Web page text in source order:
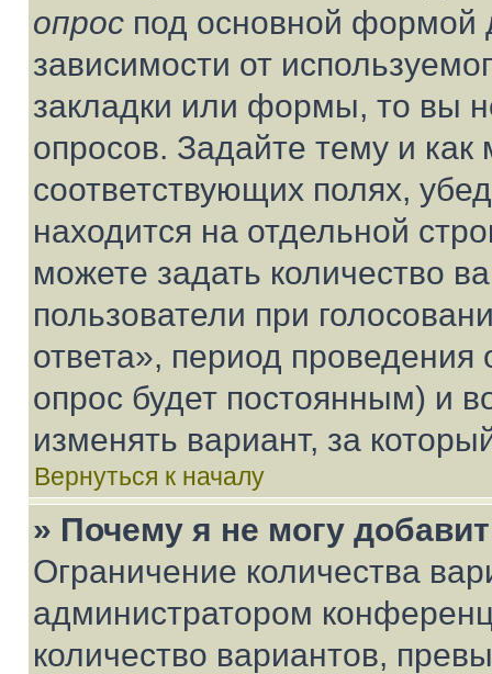
опрос под основной формой
зависимости от
закладки или формы, то вы
опросов. Задайте тему и
соответствующих полях,
находится на отдельной
можете задать количество
пользователи при
ответа», период проведения
опрос будет постоянным) и
изменять вариант, за
Вернуться к началу
» Почему я не могу
Ограничение количества
администратором
количество вариантов,